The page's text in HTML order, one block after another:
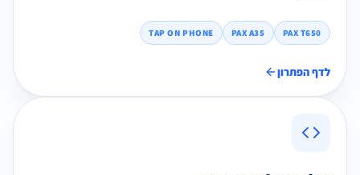
PAX T650
PAX A35
TAP ON PHONE
לדף הפתרון